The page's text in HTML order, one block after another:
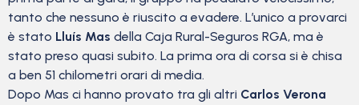
tanto che nessuno è riuscito a evadere. L’unico a provarci
è stato Lluís Mas della Caja Rural-Seguros RGA, ma è
stato preso quasi subito. La prima ora di corsa si è chisa
a ben 51 chilometri orari di media.
Dopo Mas ci hanno provato tra gli altri Carlos Verona